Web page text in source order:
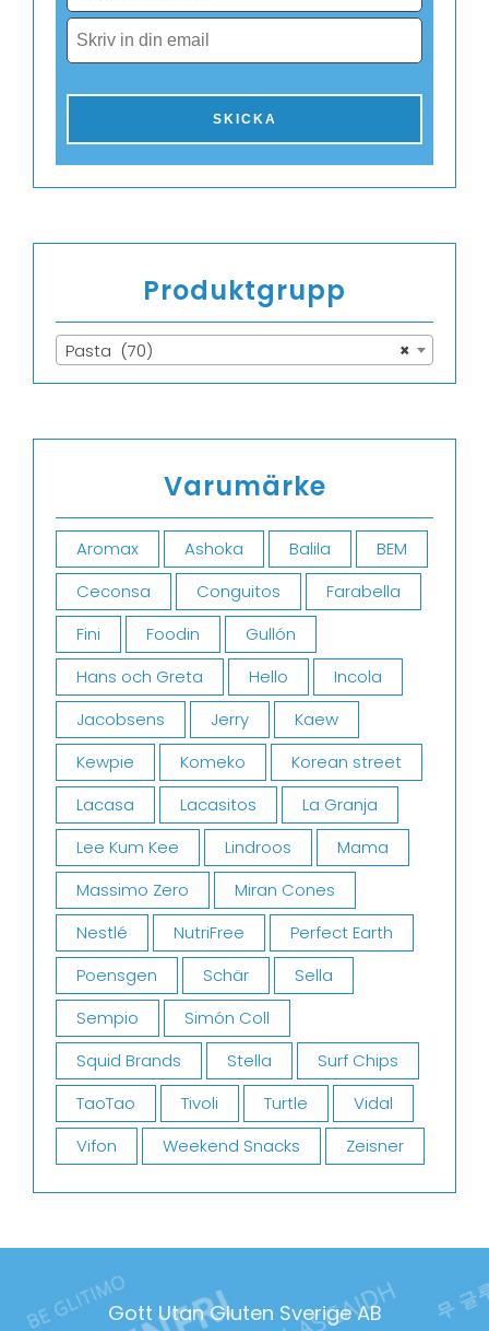
Produktgrupp
×
Pasta (70)
Varumärke
Aromax Ashoka Balila
BEM
Ceconsa
Conguitos
Farabella
Fini
Foodin
Gullón
Hans och Greta
Hello
Incola
Jacobsens
Jerry
Kaew
Kewpie
Komeko
Korean street
Lacasa
Lacasitos
La Granja
Lee Kum Kee
Lindroos
Mama
Massimo Zero
Miran Cones
Nestlé
NutriFree
Perfect Earth
Poensgen
Schär
Sella
Sempio
Simón Coll
Squid Brands
Stella
Surf Chips
TaoTao
Tivoli Turtle
Vidal
Vifon
Weekend Snacks Zeisner
Gott Utan Gluten Sverige AB